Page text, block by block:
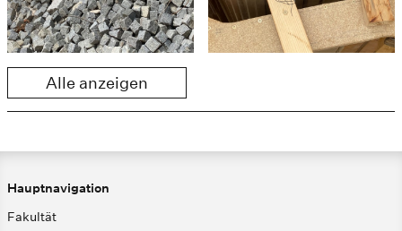
Alle anzeigen
Hauptnavigation
Fakultät